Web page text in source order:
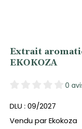
Extrait
EKOKOZA
0
DLU : 09/2027
Vendu par Ekokoza